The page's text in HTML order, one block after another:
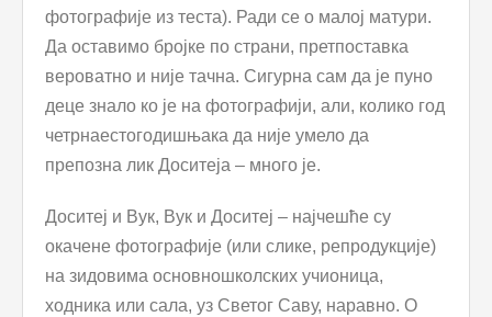
фотографије из теста). Ради се о малој матури.
Да оставимо бројке по страни, претпоставка
вероватно и није тачна. Сигурна сам да је пуно
деце знало ко је на фотографији, али, колико год
четрнаестогодишњака да није умело да
препозна лик Доситеја – много је.
Доситеј и Вук, Вук и Доситеј – најчешће су
окачене фотографије (или слике, репродукције)
на зидовима основношколских учионица,
ходника или сала, уз Светог Саву, наравно. О